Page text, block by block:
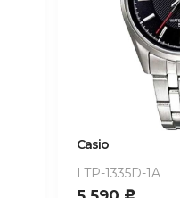
Casio
LTP-1335D-1A